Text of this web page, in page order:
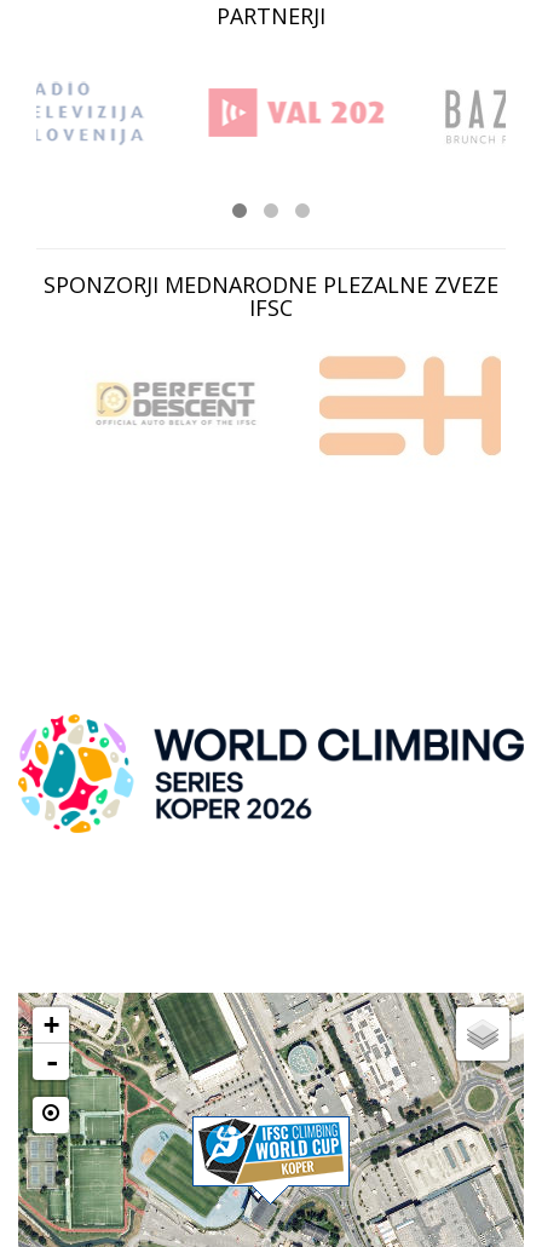
PARTNERJI
SPONZORJI MEDNARODNE PLEZALNE ZVEZE
IFSC
+
-